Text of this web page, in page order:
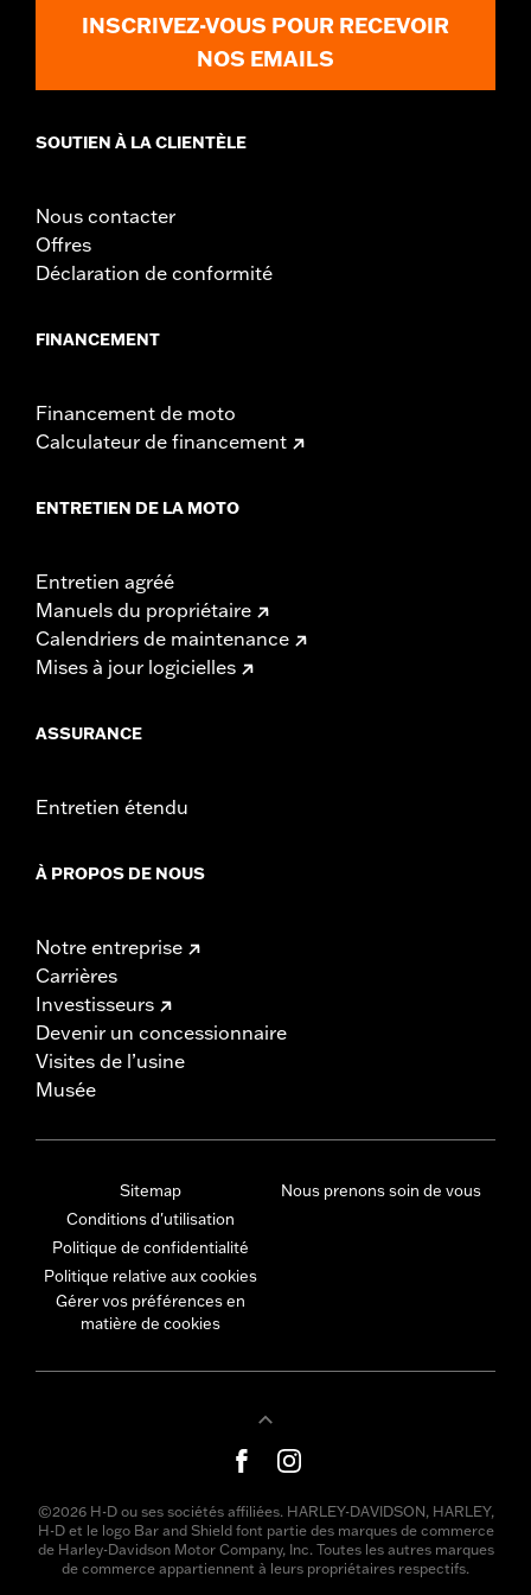
later FLHXL, FLHXLSE and FLTRXL models.
Installation Instructions
Sold In Units: Each
Width:12 Inches
In the Box:
screws
WARRANTY:1 year limited warranty – Go to
INSCRIVEZ-VOUS POUR RECEVOIR
NOS EMAILS
SOUTIEN À LA CLIENTÈLE
Nous contacter
Offres
Déclaration de conformité
FINANCEMENT
Financement de moto
Calculateur de financement
ENTRETIEN DE LA MOTO
Entretien agréé
Manuels du propriétaire
Calendriers de maintenance
Mises à jour logicielles
ASSURANCE
Entretien étendu
À PROPOS DE NOUS
Notre entreprise
Carrières
Investisseurs
Devenir un concessionnaire
Visites de l’usine
Musée
Sitemap
Conditions d'utilisation
Politique de confidentialité
Politique relative aux cookies
Gérer vos préférences en
matière de cookies
Nous prenons soin de vous
©2026 H-D ou ses sociétés affiliées. HARLEY-DAVIDSON, HARLEY,
H-D et le logo Bar and Shield font partie des marques de commerce
de Harley-Davidson Motor Company, Inc. Toutes les autres marques
de commerce appartiennent à leurs propriétaires respectifs.